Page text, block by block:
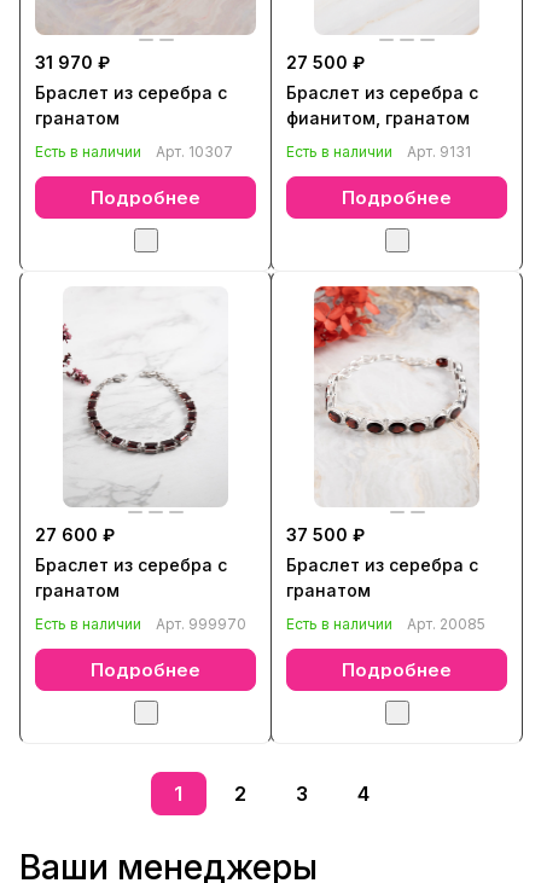
31 970 ₽
Браслет из серебра с
гранатом
Есть в наличии Арт. 10307
Подробнее
27 500 ₽
Браслет из серебра с
фианитом, гранатом
Есть в наличии Арт. 9131
Подробнее
27 600 ₽
Браслет из серебра с
гранатом
Есть в наличии Арт. 999970
Подробнее
37 500 ₽
Браслет из серебра с
гранатом
Есть в наличии Арт. 20085
Подробнее
1 2 3 4
Ваши менеджеры